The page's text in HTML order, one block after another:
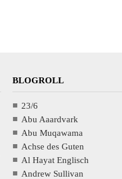
BLOGROLL
23/6
Abu Aaardvark
Abu Muqawama
Achse des Guten
Al Hayat Englisch
Andrew Sullivan